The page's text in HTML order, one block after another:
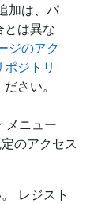
加は、パ
とは異な
ジのアク
ポジトリ
さい。
メニュー
のアクセス
レジスト